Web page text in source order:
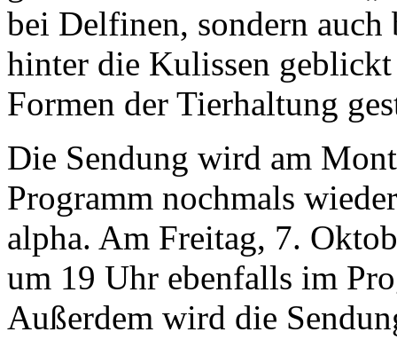
bei Delfinen, sondern
hinter die Kulissen
Formen der Tierhaltung
Die Sendung wird am
Programm nochmals
alpha. Am Freitag, 7.
um 19 Uhr ebenfalls im
Außerdem wird die